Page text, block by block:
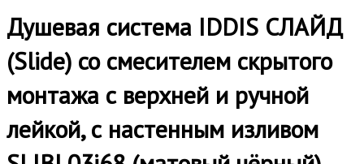
Душевая система IDDIS СЛАЙД
(Slide) со смесителем скрытого
монтажа с верхней и ручной
лейкой, с настенным изливом